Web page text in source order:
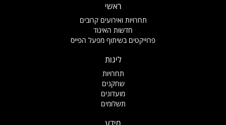
ראשי
תחרויות ואירועים קרובים
חדשות האיגוד
פרוייקטים בשיתוף מפעל הפייס
ליגות
תחרויות
שחקנים
מועדונים
תשלומים